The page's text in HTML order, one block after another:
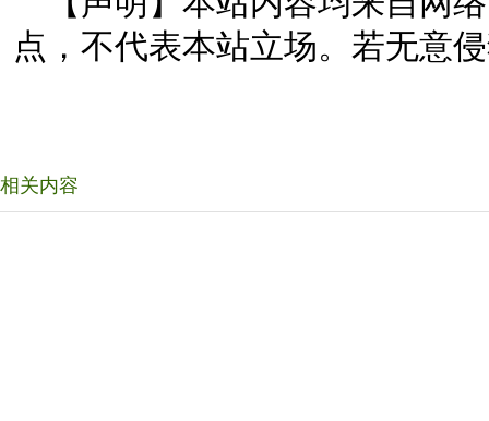
点，不代表本站立场。若无意
相关内容